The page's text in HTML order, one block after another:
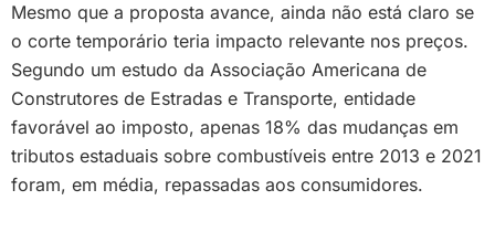
Mesmo que a proposta avance, ainda não está claro se
o corte temporário teria impacto relevante nos preços.
Segundo um estudo da Associação Americana de
Construtores de Estradas e Transporte, entidade
favorável ao imposto, apenas 18% das mudanças em
tributos estaduais sobre combustíveis entre 2013 e 2021
foram, em média, repassadas aos consumidores.